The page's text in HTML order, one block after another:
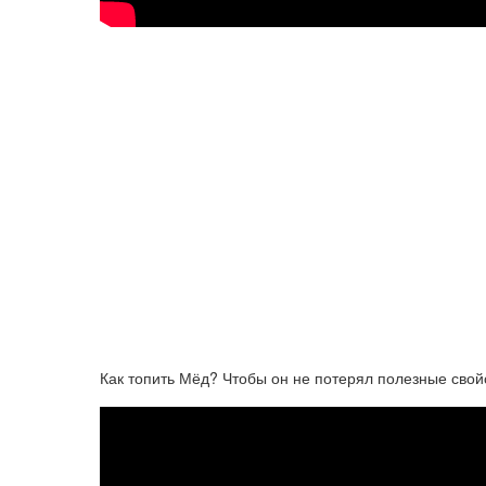
Как топить Мёд? Чтобы он не потерял полезные